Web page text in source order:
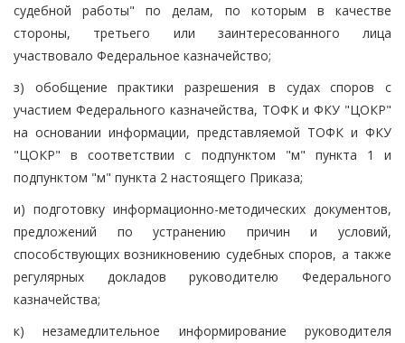
судебной работы" по делам, по которым в качестве
стороны, третьего или заинтересованного лица
участвовало Федеральное казначейство;
з) обобщение практики разрешения в судах споров с
участием Федерального казначейства, ТОФК и ФКУ "ЦОКР"
на основании информации, представляемой ТОФК и ФКУ
"ЦОКР" в соответствии с подпунктом "м" пункта 1 и
подпунктом "м" пункта 2 настоящего Приказа;
и) подготовку информационно-методических документов,
предложений по устранению причин и условий,
способствующих возникновению судебных споров, а также
регулярных докладов руководителю Федерального
казначейства;
к) незамедлительное информирование руководителя